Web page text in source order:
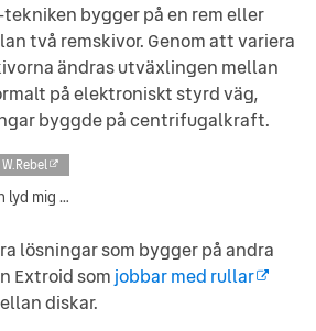
bygger på en rem eller
två remskivor. Genom att variera
ändras utväxlingen mellan
på elektroniskt styrd väg,
byggde på centrifugalkraft.
W.Rebel
lyd mig …
lösningar som bygger på andra
Extroid som jobbar med rullar
diskar.